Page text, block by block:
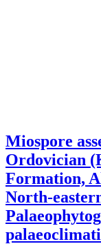
Miospore
Ordovician
Formation,
North-